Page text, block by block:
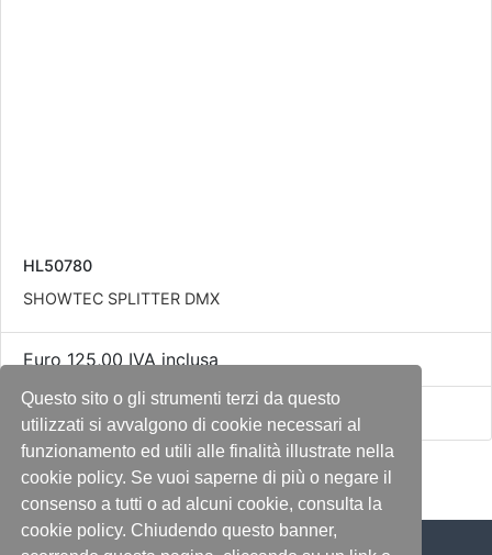
Questo sito o gli strumenti terzi da questo
utilizzati si avvalgono di cookie necessari al
funzionamento ed utili alle finalità illustrate nella
cookie policy. Se vuoi saperne di più o negare il
consenso a tutti o ad alcuni cookie, consulta la
cookie policy. Chiudendo questo banner,
HL50780
SHOWTEC SPLITTER DMX
Euro 125,00 IVA inclusa
Disponibile a richiesta